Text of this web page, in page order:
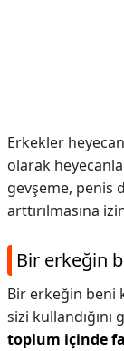
Erkekler
olarak
gevşeme, penis
arttırılmasına
Bir erkeğin
Bir erkeğin beni
sizi
toplum içinde